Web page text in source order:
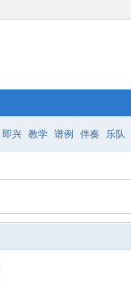
即兴 教学 谱例 伴奏 乐队